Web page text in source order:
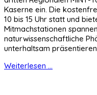
Kaserne ein. Die
10 bis 15 Uhr statt und
Mitmachstationen
naturwissenschaftliche
unterhaltsam präsentieren.
Weiterlesen ...